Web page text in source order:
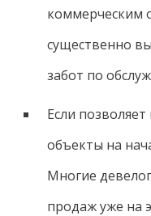
коммерческим
существенно
забот по
Если
объекты на
Многие
продаж уже на